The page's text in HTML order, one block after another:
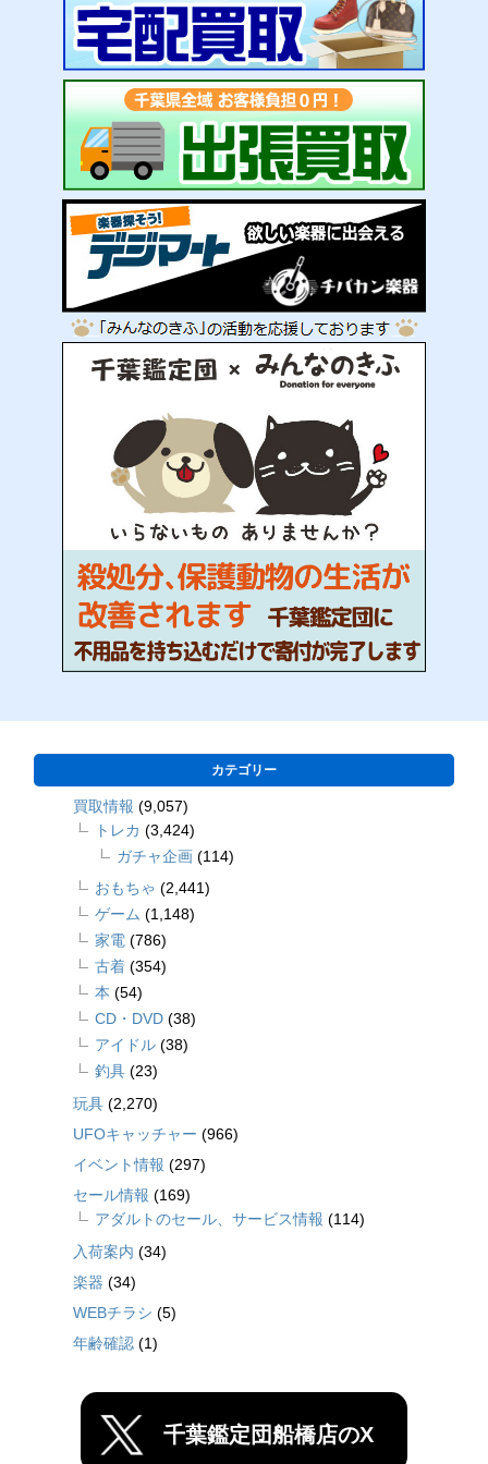
カテゴリー
買取情報 (9,057)
トレカ (3,424)
ガチャ企画 (114)
おもちゃ (2,441)
ゲーム (1,148)
家電 (786)
古着 (354)
本 (54)
CD・DVD (38)
アイドル (38)
釣具 (23)
玩具 (2,270)
UFOキャッチャー (966)
イベント情報 (297)
セール情報 (169)
アダルトのセール、サービス情報 (114)
入荷案内 (34)
楽器 (34)
WEBチラシ (5)
年齢確認 (1)
千葉鑑定団船橋店のX